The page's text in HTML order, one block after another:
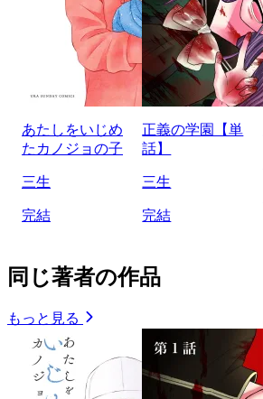
あたしをいじめ
たカノジョの子
三生
完結
正義の学園【単
話】
三生
完結
同じ著者の作品
もっと見る